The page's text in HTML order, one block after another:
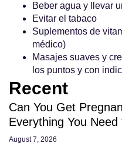
Beber agua y llevar
Evitar el tabaco
Suplementos de
médico)
Masajes suaves y
los puntos y con
Recent
Can You Get
Everything You Need
August 7, 2026